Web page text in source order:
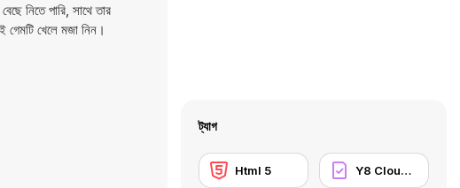
নিতে পারি, সাথে তার
খেলে মজা নিন।
ট্যাগ
Html 5 Y8 Cloud Save